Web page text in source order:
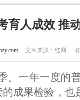
育人成效 推
文章来源：红网 作
。一年一度的
成果检验，